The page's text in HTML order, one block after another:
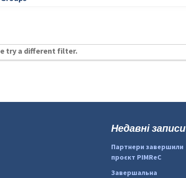
try a different filter.
Недавні записи
Партнери завершили
проєкт PIMReC
Завершальна